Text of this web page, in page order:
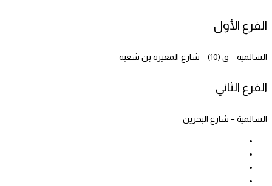
الفرع الأول
السالمية – ق (10) – شارع المغيرة بن شعبة
الفرع الثاني
السالمية – شارع البحرين